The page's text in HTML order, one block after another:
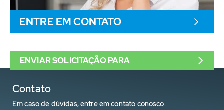
ENTRE EM CONTATO
Contato
Em caso de dúvidas, entre em contato conosco.
ENVIAR SOLICITAÇÃO PARA